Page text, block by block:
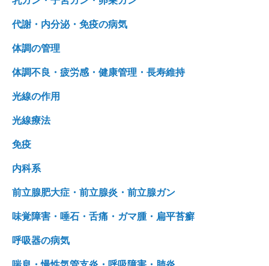
代謝・内分泌・免疫の病気
体調の管理
体調不良・疲労感・健康管理・長寿維持
光線の作用
光線療法
免疫
内科系
前立腺肥大症・前立腺炎・前立腺ガン
味覚障害・唾石・舌痛・ガマ腫・扁平苔癬
呼吸器の病気